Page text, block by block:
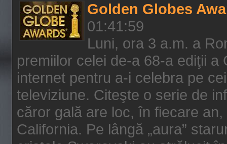
Golden Globes
01:41:59
Luni, ora 3 a.m. a
premiilor celei de-a 68-a ediţii
internet pentru a-i celebra pe
televiziune. Citeşte o serie de
căror gală are loc, în fiecare
California. Pe lângă „aura”